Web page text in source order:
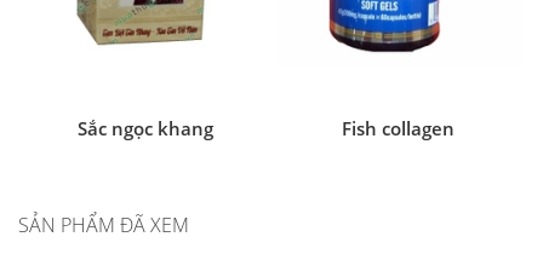
Sắc ngọc khang Fish collagen
SẢN PHẨM ĐÃ XEM